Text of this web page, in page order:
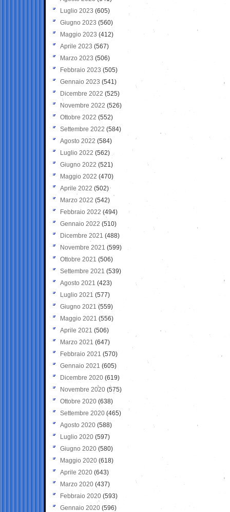
Luglio 2023 (605)
Giugno 2023 (560)
Maggio 2023 (412)
Aprile 2023 (567)
Marzo 2023 (506)
Febbraio 2023 (505)
Gennaio 2023 (541)
Dicembre 2022 (525)
Novembre 2022 (526)
Ottobre 2022 (552)
Settembre 2022 (584)
Agosto 2022 (584)
Luglio 2022 (562)
Giugno 2022 (521)
Maggio 2022 (470)
Aprile 2022 (502)
Marzo 2022 (542)
Febbraio 2022 (494)
Gennaio 2022 (510)
Dicembre 2021 (488)
Novembre 2021 (599)
Ottobre 2021 (506)
Settembre 2021 (539)
Agosto 2021 (423)
Luglio 2021 (577)
Giugno 2021(559)
Maggio 2021 (556)
Aprile 2021 (506)
Marzo 2021 (647)
Febbraio 2021 (570)
Gennaio 2021 (605)
Dicembre 2020 (619)
Novembre 2020 (575)
Ottobre 2020 (638)
Settembre 2020(465)
Agosto 2020 (588)
Luglio 2020 (597)
Giugno 2020 (580)
Maggio 2020 (618)
Aprile 2020 (643)
Marzo 2020 (437)
Febbraio 2020 (593)
Gennaio 2020 (596)